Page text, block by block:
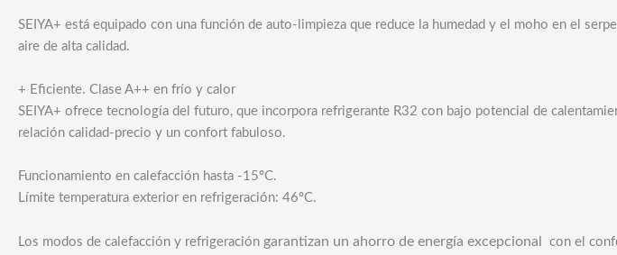
SEIYA+ está equipado con una función de auto-limpieza que reduce la humedad y el moho en el
aire de alta calidad.
+ Eficiente. Clase A++ en frío y calor
SEIYA+ ofrece tecnología del futuro, que incorpora refrigerante R32 con bajo potencial de
relación calidad-precio y un confort fabuloso.
Funcionamiento en calefacción hasta -15ºC.
Límite temperatura exterior en refrigeración: 46ºC.
Los modos de calefacción y refrigeración garantizan un ahorro de energía excepcional con el